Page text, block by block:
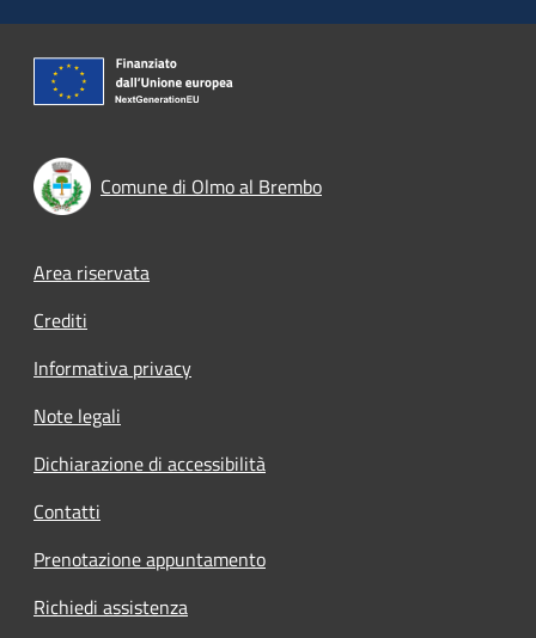
Comune di Olmo al Brembo
Footer menu
Area riservata
Crediti
Informativa privacy
Note legali
Dichiarazione di accessibilità
Contatti
Prenotazione appuntamento
Richiedi assistenza